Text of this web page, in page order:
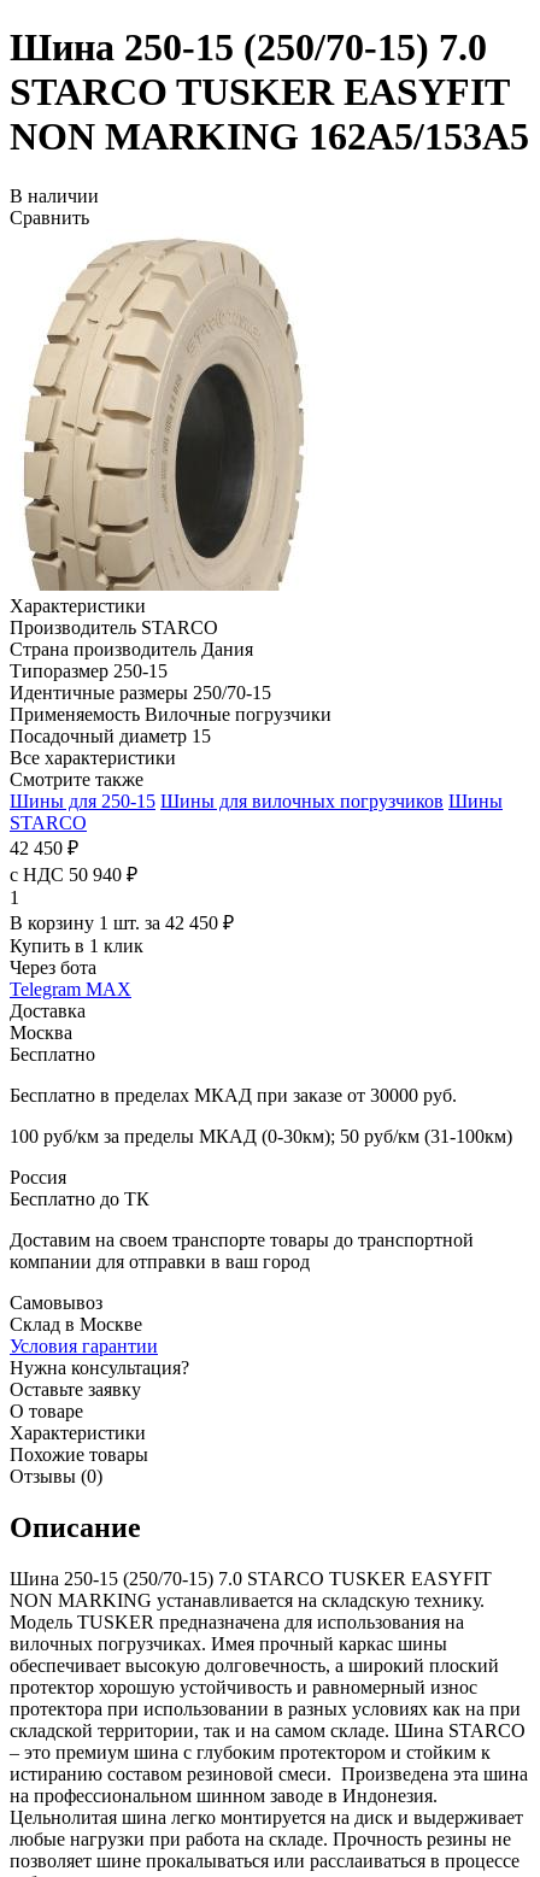
Шина 250-15 (250/70-15) 7.0
STARCO TUSKER EASYFIT
NON MARKING 162A5/153A5
В наличии
Сравнить
Характеристики
Производитель STARCO
Страна производитель Дания
Типоразмер 250-15
Идентичные размеры 250/70-15
Применяемость Вилочные погрузчики
Посадочный диаметр 15
Все характеристики
Смотрите также
Шины для 250-15 Шины для вилочных погрузчиков Шины
STARCO
42 450 ₽
с НДС 50 940 ₽
1
В корзину 1 шт. за 42 450 ₽
Купить в 1 клик
Через бота
Telegram MAX
Доставка
Москва
Бесплатно
Бесплатно в пределах МКАД при заказе от 30000 руб.
100 руб/км за пределы МКАД (0-30км); 50 руб/км (31-100км)
Россия
Бесплатно до ТК
Доставим на своем транспорте товары до транспортной
компании для отправки в ваш город
Самовывоз
Склад в Москве
Условия гарантии
Нужна консультация?
Оставьте заявку
О товаре
Характеристики
Похожие товары
Отзывы (0)
Описание
Шина 250-15 (250/70-15) 7.0 STARCO TUSKER EASYFIT
NON MARKING устанавливается на складскую технику.
Модель TUSKER предназначена для использования на
вилочных погрузчиках. Имея прочный каркас шины
обеспечивает высокую долговечность, а широкий плоский
протектор хорошую устойчивость и равномерный износ
протектора при использовании в разных условиях как на при
складской территории, так и на самом складе. Шина STARCO
– это премиум шина с глубоким протектором и стойким к
истиранию составом резиновой смеси. Произведена эта шина
на профессиональном шинном заводе в Индонезия.
Цельнолитая шина легко монтируется на диск и выдерживает
любые нагрузки при работа на складе. Прочность резины не
позволяет шине прокалываться или расслаиваться в процессе